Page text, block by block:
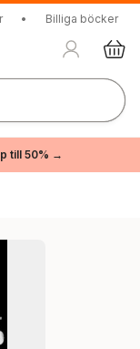
• Billiga böcker
till 50% →